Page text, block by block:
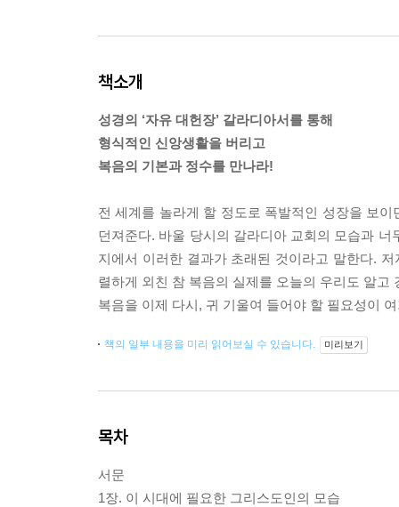
책소개
성경의 ‘자유 대헌장’ 갈라디아서를 통해
형식적인 신앙생활을 버리고
복음의 기본과 정수를 만나라!
전 세계를 놀라게 할 정도로 폭발적인 성장을 보
던져준다. 바울 당시의 갈라디아 교회의 모습과
지에서 이러한 결과가 초래된 것이라고 말한다.
렬하게 외친 참 복음의 실제를 오늘의 우리도 알
복음을 이제 다시, 귀 기울여 들어야 할 필요성이
책의 일부 내용을 미리 읽어보실 수 있습니다. 미리보기
목차
서문
1장. 이 시대에 필요한 그리스도인의 모습